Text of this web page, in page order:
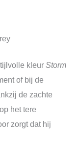
kleur Storm
of bij de
de zachte
het tere
zorgt dat hij